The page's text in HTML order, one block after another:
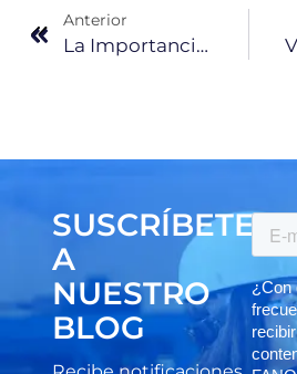
Anterior
La Importancia De Las Cajas De Uvas De EPS En La Producción Del Vino
SUSCRÍBETE
A
NUESTRO
BLOG